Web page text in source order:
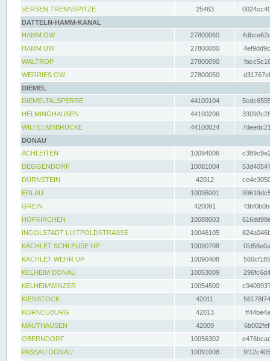
VERSEN TRENNSPITZE
25463
DATTELN-HAMM-KANAL
HAMM OW
27800060
HAMM UW
27800080
WALTROP
27800090
WERRIES OW
27800050
DIEMEL
DIEMELTALSPERRE
44100104
HELMINGHAUSEN
44100206
WILHELMSBRÜCKE
44100024
DONAU
ACHLEITEN
10094006
DEGGENDORF
10081004
DÜRNSTEIN
42012
ERLAU
10096001
GREIN
420091
HOFKIRCHEN
10088003
INGOLSTADT LUITPOLDSTRASSE
10046105
KACHLET SCHLEUSE UP
10090708
KACHLET WEHR UP
10090408
KELHEIM DONAU
10053009
KELHEIMWINZER
10054500
KIENSTOCK
42011
KORNEUBURG
42013
MAUTHAUSEN
42009
OBERNDORF
10056302
PASSAU DONAU
10091008